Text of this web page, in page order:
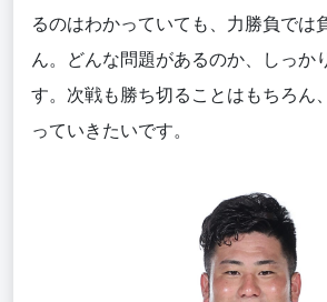
るのはわかっていても、力勝負では
ん。どんな問題があるのか、しっか
す。次戦も勝ち切ることはもちろん
っていきたいです。